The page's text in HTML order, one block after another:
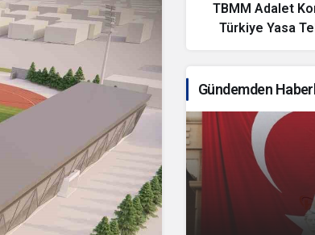
TBMM Adalet
Türkiye Yasa
Gündemden